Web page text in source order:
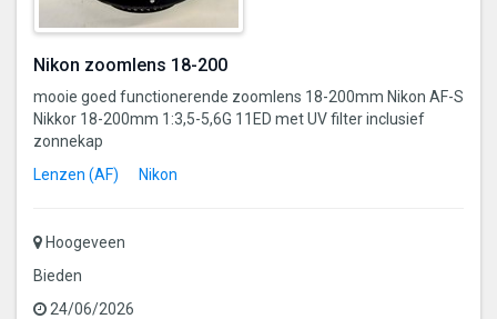
Nikon zoomlens 18-200
mooie goed functionerende zoomlens 18-200mm Nikon AF-S
Nikkor 18-200mm 1:3,5-5,6G 11ED met UV filter inclusief
zonnekap
Lenzen (AF)
Nikon
Hoogeveen
Bieden
24/06/2026